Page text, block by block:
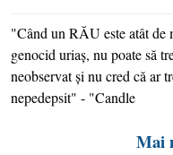
"Când un RĂU este atât de
genocid uriaş, nu poate să
neobservat şi nu cred că ar
nepedepsit" - "Candle
Mai